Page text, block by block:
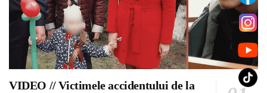
VIDEO // Victimele accidentului de la